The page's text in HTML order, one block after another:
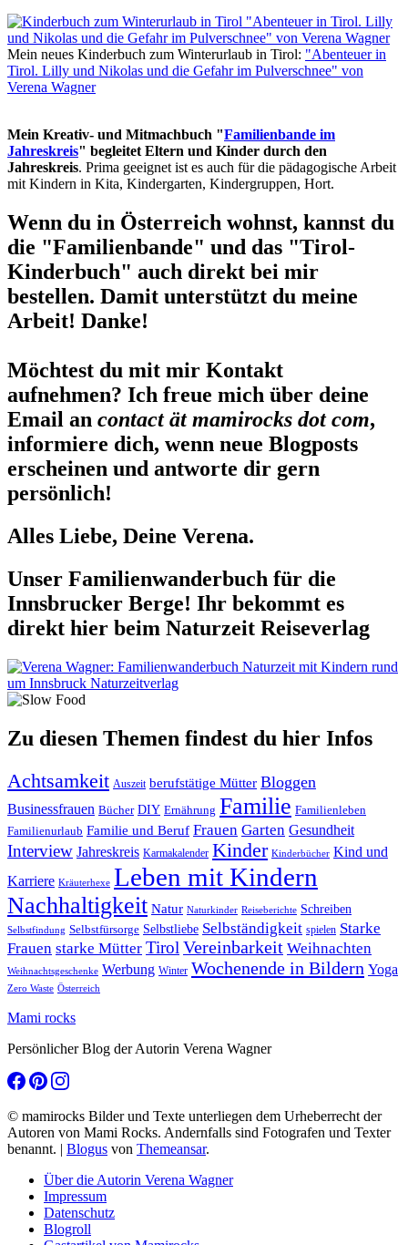
Mein neues Kinderbuch zum Winterurlaub in Tirol: "Abenteuer in
Tirol. Lilly und Nikolas und die Gefahr im Pulverschnee" von
Verena Wagner
Mein Kreativ- und Mitmachbuch "Familienbande im
Jahreskreis" begleitet Eltern und Kinder durch den
Jahreskreis. Prima geeignet ist es auch für die pädagogische Arbeit
mit Kindern in Kita, Kindergarten, Kindergruppen, Hort.
Wenn du in Österreich wohnst, kannst du
die "Familienbande" und das "Tirol-
Kinderbuch" auch direkt bei mir
bestellen. Damit unterstützt du meine
Arbeit! Danke!
Möchtest du mit mir Kontakt
aufnehmen? Ich freue mich über deine
Email an contact ät mamirocks dot com,
informiere dich, wenn neue Blogposts
erscheinen und antworte dir gern
persönlich!
Alles Liebe, Deine Verena.
Unser Familienwanderbuch für die
Innsbrucker Berge! Ihr bekommt es
direkt hier beim Naturzeit Reiseverlag
Zu diesen Themen findest du hier Infos
Achtsamkeit Auszeit berufstätige Mütter Bloggen
Businessfrauen Bücher DIY Ernährung Familie Familienleben
Familienurlaub Familie und Beruf Frauen Garten Gesundheit
Interview Jahreskreis Karmakalender Kinder Kinderbücher Kind und
Karriere Kräuterhexe Leben mit Kindern
Nachhaltigkeit Natur Naturkinder Reiseberichte Schreiben
Selbstfindung Selbstfürsorge Selbstliebe Selbständigkeit spielen Starke
Frauen starke Mütter Tirol Vereinbarkeit Weihnachten
Weihnachtsgeschenke Werbung Winter Wochenende in Bildern Yoga
Zero Waste Österreich
Mami rocks
Persönlicher Blog der Autorin Verena Wagner
© mamirocks Bilder und Texte unterliegen dem Urheberrecht der
Autoren von Mami Rocks. Andernfalls sind Fotografen und Texter
benannt. | Blogus von Themeansar.
Über die Autorin Verena Wagner
Impressum
Datenschutz
Blogroll